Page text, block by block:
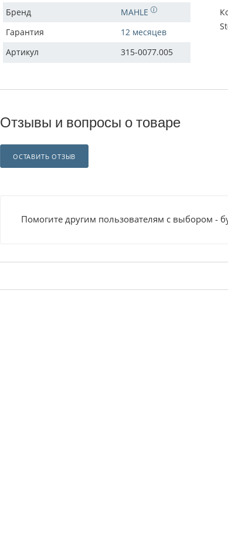
Бренд
MAHLE
Гарантия
12 месяцев
Артикул
315-0077.005
Отзывы и вопросы о товаре
ОСТАВИТЬ ОТЗЫВ
Помогите другим пользователям с выбором -